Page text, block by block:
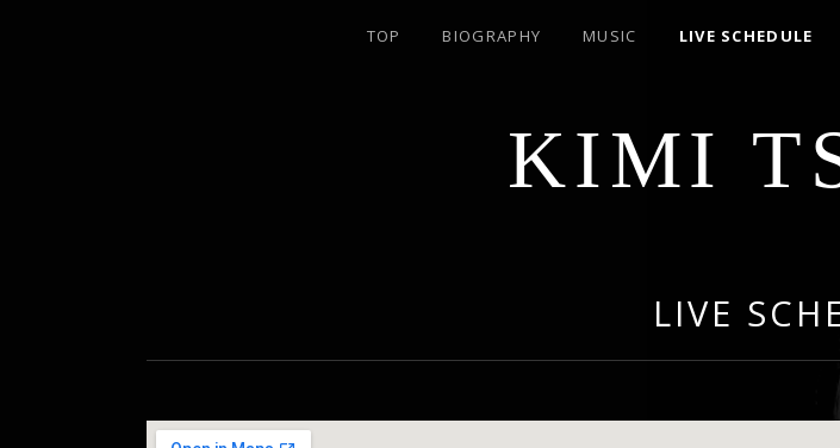
KIMI
TOP BIOGRAPHY MUSIC LIVE SCHEDULE
LIVE